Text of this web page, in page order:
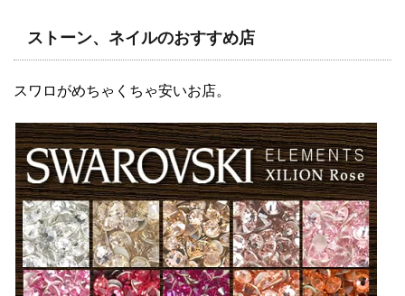
ストーン、ネイルのおすすめ店
スワロがめちゃくちゃ安いお店。